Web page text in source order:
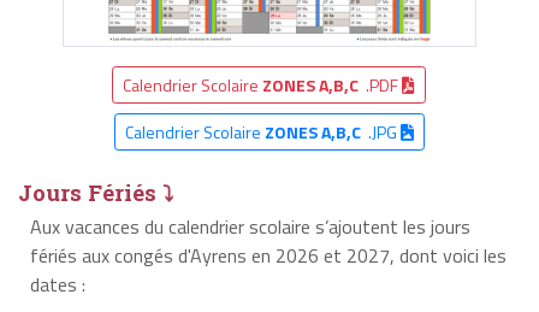
Calendrier Scolaire ZONES A,B,C .PDF
Calendrier Scolaire ZONES A,B,C.JPG
Jours Fériés ⤵
Aux vacances du calendrier scolaire s’ajoutent les jours
fériés aux congés d'Ayrens en 2026 et 2027, dont voici les
dates :